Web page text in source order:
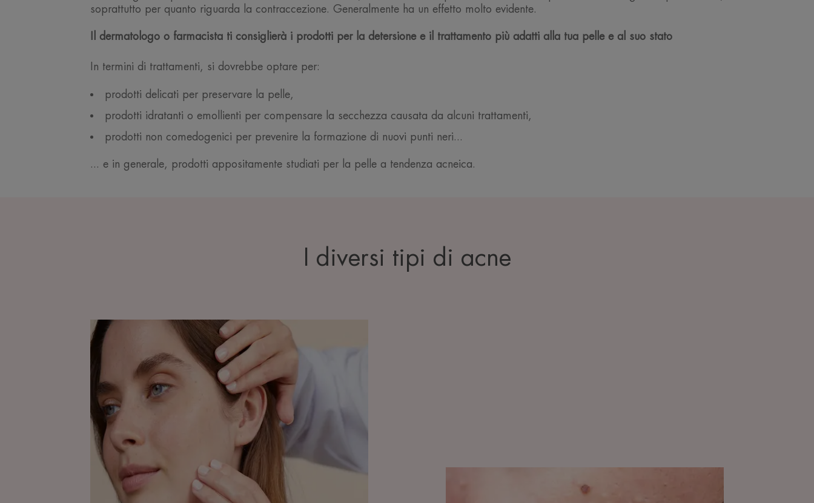
soprattutto per quanto riguarda la contraccezione. Generalmente ha un effetto molto evidente.
Il dermatologo o farmacista ti consiglierà i prodotti per la detersione e il trattamento più adatti alla tua pelle e al suo stato
In termini di trattamenti, si dovrebbe optare per:
prodotti delicati per preservare la pelle,
prodotti idratanti o emollienti per compensare la secchezza causata da alcuni trattamenti,
prodotti non comedogenici per prevenire la formazione di nuovi punti neri...
... e in generale, prodotti appositamente studiati per la pelle a tendenza acneica.
I diversi tipi di acne